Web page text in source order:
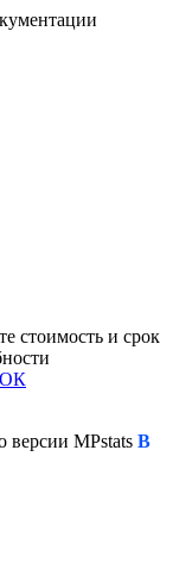
стоимость и срок
MPstats В